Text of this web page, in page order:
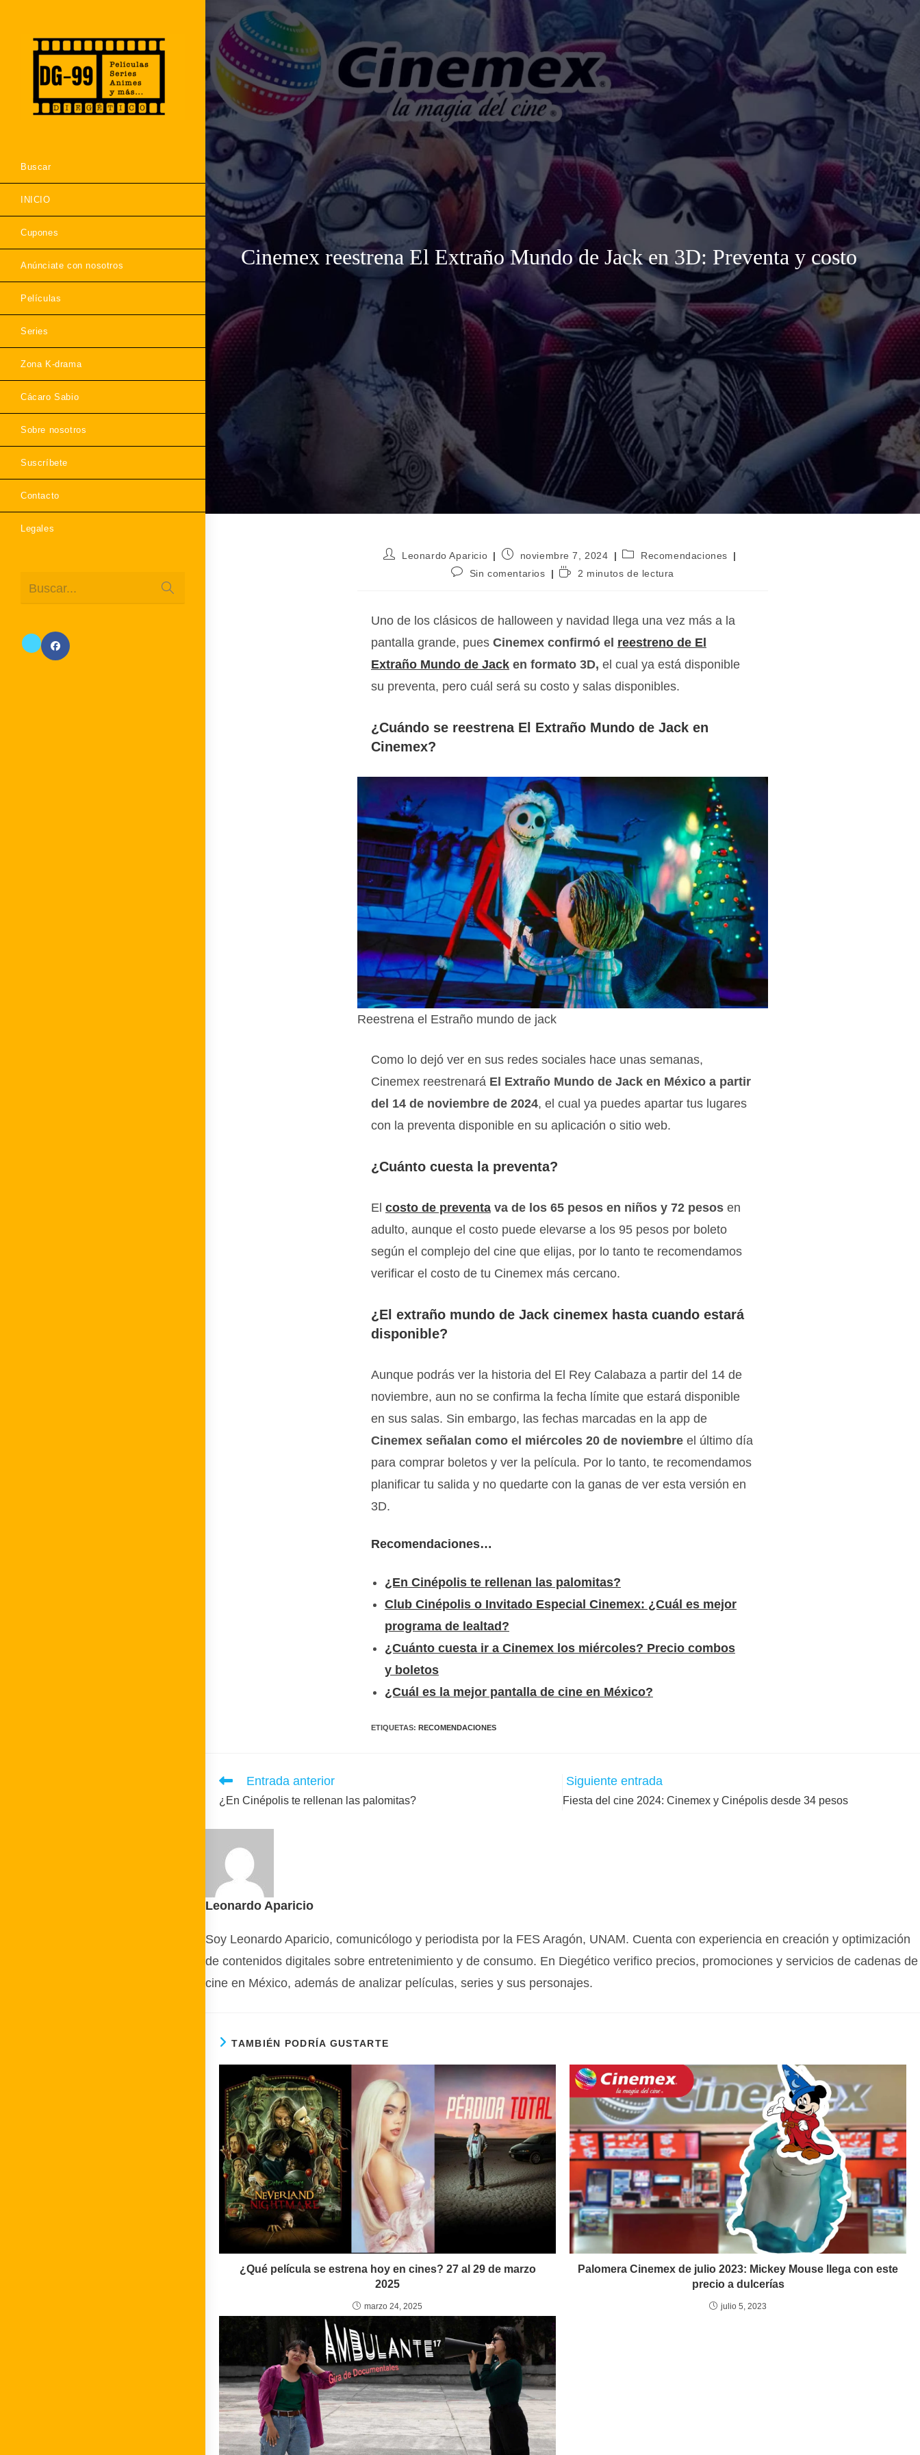
al
contenido
Buscar
INICIO
Cupones
Anúnciate con nosotros
Películas
Series
Zona K-drama
Cácaro Sabio
Sobre nosotros
Suscríbete
Contacto
Legales
Buscar...
la
Cinemex reestrena El Extraño Mundo de Jack en 3D: Preventa y costo
AutorLeonardo Aparicio
Publicación
la
noviembre 7, 2024
Categoría
la
Recomendaciones
Comentarios
Sin comentarios
Tiempo2 minutos de lectura
Uno de los clásicos de halloween y navidad llega una vez más a la
pantalla grande, pues Cinemex confirmó el reestreno de El
Extraño Mundo de Jack en formato 3D, el cual ya está disponible
su preventa, pero cuál será su costo y salas disponibles.
¿Cuándo se reestrena El Extraño Mundo de Jack en
Cinemex?
Reestrena el Estraño mundo de jack
Como lo dejó ver en sus redes sociales hace unas semanas,
Cinemex reestrenará El Extraño Mundo de Jack en México a partir
del 14 de noviembre de 2024, el cual ya puedes apartar tus lugares
con la preventa disponible en su aplicación o sitio web.
¿Cuánto cuesta la preventa?
El costo de preventa va de los 65 pesos en niños y 72 pesos en
adulto, aunque el costo puede elevarse a los 95 pesos por boleto
según el complejo del cine que elijas, por lo tanto te recomendamos
verificar el costo de tu Cinemex más cercano.
¿El extraño mundo de Jack cinemex hasta cuando estará
disponible?
Aunque podrás ver la historia del El Rey Calabaza a partir del 14 de
noviembre, aun no se confirma la fecha límite que estará disponible
en sus salas. Sin embargo, las fechas marcadas en la app de
Cinemex señalan como el miércoles 20 de noviembre el último día
para comprar boletos y ver la película. Por lo tanto, te recomendamos
planificar tu salida y no quedarte con la ganas de ver esta versión en
3D.
Recomendaciones…
¿En Cinépolis te rellenan las palomitas?
Club Cinépolis o Invitado Especial Cinemex: ¿Cuál es mejor
programa de lealtad?
¿Cuánto cuesta ir a Cinemex los miércoles? Precio combos
y boletos
¿Cuál es la mejor pantalla de cine en México?
ETIQUETAS: RECOMENDACIONES
Leer
artículos
Entrada anterior
¿En Cinépolis te rellenan las palomitas?
Siguiente entrada
Fiesta del cine 2024: Cinemex y Cinépolis desde 34 pesos
Leonardo Aparicio
Soy Leonardo Aparicio, comunicólogo y periodista por la FES Aragón, UNAM. Cuenta con experiencia en creación y optimización
de contenidos digitales sobre entretenimiento y de consumo. En Diegético verifico precios, promociones y servicios de cadenas de
cine en México, además de analizar películas, series y sus personajes.
TAMBIÉN PODRÍA GUSTARTE
¿Qué película se estrena hoy en cines? 27 al 29 de marzo
2025
marzo 24, 2025
Palomera Cinemex de julio 2023: Mickey Mouse llega con este
precio a dulcerías
julio 5, 2023